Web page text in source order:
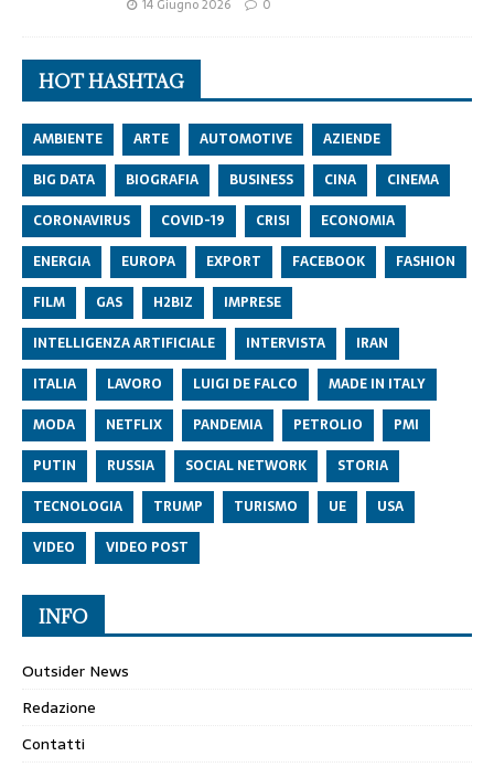
14 Giugno 2026 0
HOT HASHTAG
AMBIENTE ARTE AUTOMOTIVE
AZIENDE
BIG DATA
BIOGRAFIA BUSINESS CINA
CINEMA
CORONAVIRUS
COVID-19 CRISI
ECONOMIA
ENERGIA
EUROPA EXPORT FACEBOOK
FASHION
FILM
GAS H2BIZ
IMPRESE
INTELLIGENZA ARTIFICIALE
INTERVISTA
IRAN
ITALIA
LAVORO LUIGI DE FALCO
MADE IN ITALY
MODA
NETFLIX PANDEMIA PETROLIO
PMI
PUTIN
RUSSIA SOCIAL NETWORK
STORIA
TECNOLOGIA
TRUMP TURISMO UE
USA
VIDEO
VIDEO POST
INFO
Outsider News
Redazione
Contatti